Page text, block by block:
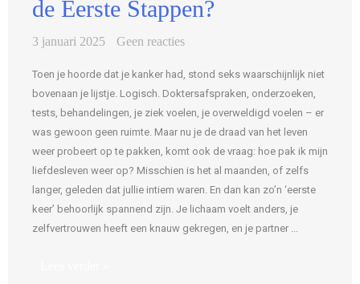
de Eerste Stappen?
3 januari 2025 Geen reacties
Toen je hoorde dat je kanker had, stond seks waarschijnlijk niet
bovenaan je lijstje. Logisch. Doktersafspraken, onderzoeken,
tests, behandelingen, je ziek voelen, je overweldigd voelen – er
was gewoon geen ruimte. Maar nu je de draad van het leven
weer probeert op te pakken, komt ook de vraag: hoe pak ik mijn
liefdesleven weer op? Misschien is het al maanden, of zelfs
langer, geleden dat jullie intiem waren. En dan kan zo’n ‘eerste
keer’ behoorlijk spannend zijn. Je lichaam voelt anders, je
zelfvertrouwen heeft een knauw gekregen, en je partner ...